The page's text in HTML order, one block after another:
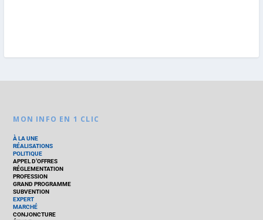
MON INFO EN 1 CLIC
À LA UNE
RÉALISATIONS
POLITIQUE
APPEL D’OFFRES
RÉGLEMENTATION
PROFESSION
GRAND PROGRAMME
SUBVENTION
EXPERT
MARCHÉ
CONJONCTURE